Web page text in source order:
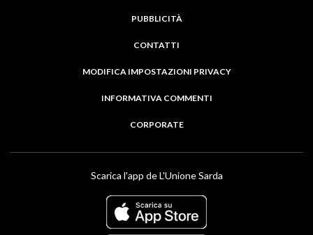
PUBBLICITÀ
CONTATTI
MODIFICA IMPOSTAZIONI PRIVACY
INFORMATIVA COMMENTI
CORPORATE
Scarica l'app de L'Unione Sarda